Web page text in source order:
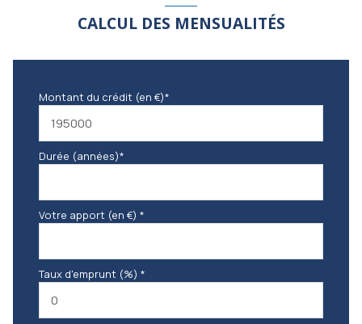
CALCUL DES MENSUALITÉS
Montant du crédit (en €)*
Durée (années)*
Votre apport (en €) *
Taux d'emprunt (%) *